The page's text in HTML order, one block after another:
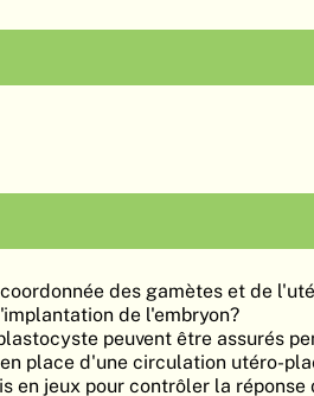
des gamètes et de
de l'embryon?
peuvent être assurés
place d'une circulation utéro-
en jeux pour contrôler la